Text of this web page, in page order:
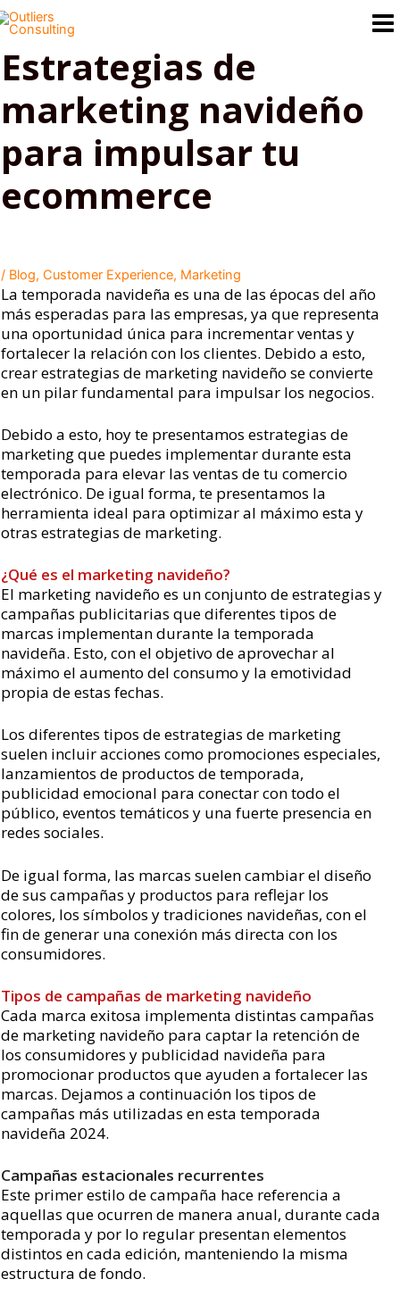
al
Estrategias de
marketing navideño
para impulsar tu
ecommerce
/ Blog, Customer Experience, Marketing
La temporada navideña es una de las épocas del año
más esperadas para las empresas, ya que representa
una oportunidad única para incrementar ventas y
fortalecer la relación con los clientes. Debido a esto,
crear estrategias de marketing navideño se convierte
en un pilar fundamental para impulsar los negocios.
Debido a esto, hoy te presentamos estrategias de
marketing que puedes implementar durante esta
temporada para elevar las ventas de tu comercio
electrónico. De igual forma, te presentamos la
herramienta ideal para optimizar al máximo esta y
otras estrategias de marketing.
¿Qué es el marketing navideño?
El marketing navideño es un conjunto de estrategias y
campañas publicitarias que diferentes tipos de
marcas implementan durante la temporada
navideña. Esto, con el objetivo de aprovechar al
máximo el aumento del consumo y la emotividad
propia de estas fechas.
Los diferentes tipos de estrategias de marketing
suelen incluir acciones como promociones especiales,
lanzamientos de productos de temporada,
publicidad emocional para conectar con todo el
público, eventos temáticos y una fuerte presencia en
redes sociales.
De igual forma, las marcas suelen cambiar el diseño
de sus campañas y productos para reflejar los
colores, los símbolos y tradiciones navideñas, con el
fin de generar una conexión más directa con los
consumidores.
Tipos de campañas de marketing navideño
Cada marca exitosa implementa distintas campañas
de marketing navideño para captar la retención de
los consumidores y publicidad navideña para
promocionar productos que ayuden a fortalecer las
marcas. Dejamos a continuación los tipos de
campañas más utilizadas en esta temporada
navideña 2024.
Campañas estacionales recurrentes
Este primer estilo de campaña hace referencia a
aquellas que ocurren de manera anual, durante cada
temporada y por lo regular presentan elementos
distintos en cada edición, manteniendo la misma
estructura de fondo.